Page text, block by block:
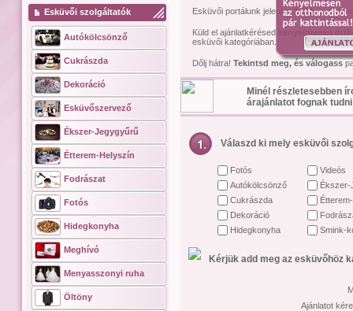
Esküvői szolgáltatók
Autókölcsönző
Cukrászda
Dekoráció
Esküvőszervező
Ékszer-Jegygyűrű
Étterem-Helyszín
Fodrászat
Fotós
Hidegkonyha
Meghívó
Menyasszonyi ruha
Öltöny
Esküvői portálunk jelenleg 1474esküvői
Küld el ajánlatkérésed
esküvői kategóriában.
Dőlj hátra! Tekintsd meg, és válogass
Minél részletesebben
árajánlatot fognak
Válaszd ki mely esküvői
Fotós
Videós
Autókölcsönző
Ékszer-
Cukrászda
Dekoráció
Hidegkonyha
Smink-
Kérjük add meg az esküvőhöz
Ajánlatot